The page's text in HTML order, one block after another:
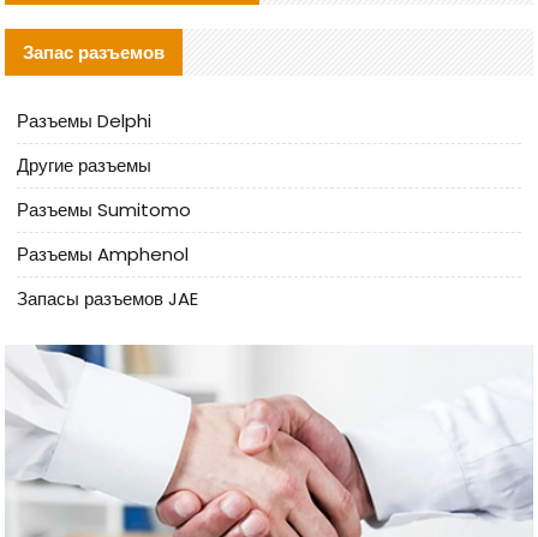
Запас разъемов
Разъемы Delphi
Другие разъемы
Разъемы Sumitomo
Разъемы Amphenol
Запасы разъемов JAE